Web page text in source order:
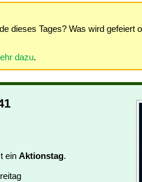
dieses Tages? Was wird gefeiert
dazu.
ein Aktionstag.